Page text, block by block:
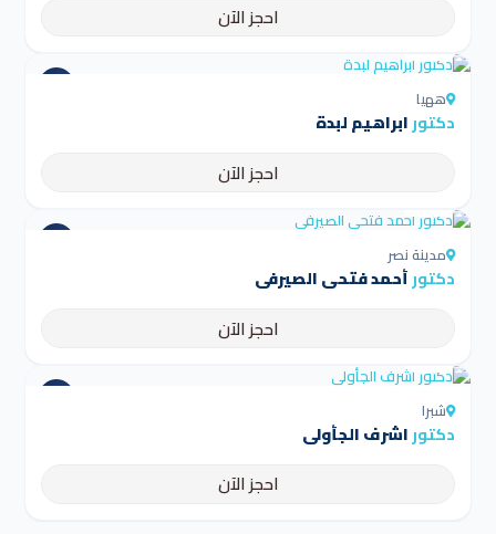
احجز الآن
ههيا
دكتورابراهيم لبدة
احجز الآن
مدينة نصر
دكتورأحمد فتحى الصيرفى
احجز الآن
شبرا
دكتوراشرف الجأولى
احجز الآن